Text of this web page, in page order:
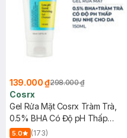
139.000 ₫298.000 ₫
Cosrx
Gel Rửa Mặt Cosrx Tràm Trà,
0.5% BHA Có Độ pH Thấp
150ml
5.0
(173)